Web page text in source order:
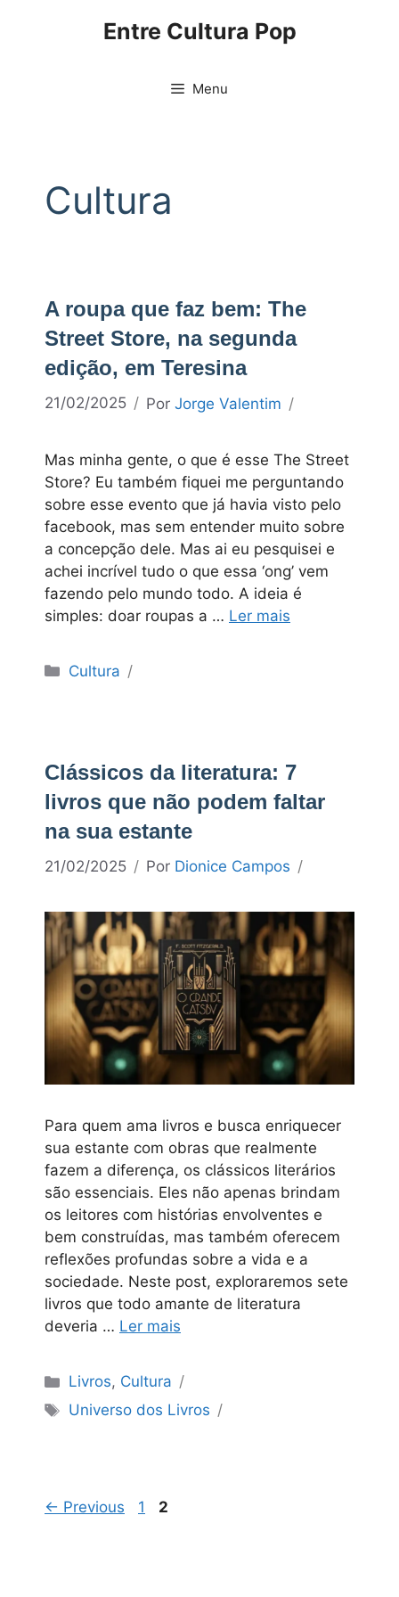
Entre Cultura Pop
Menu
Cultura
A roupa que faz bem: The
Street Store, na segunda
edição, em Teresina
21/02/2025 Por Jorge Valentim
Mas minha gente, o que é esse The Street
Store? Eu também fiquei me perguntando
sobre esse evento que já havia visto pelo
facebook, mas sem entender muito sobre
a concepção dele. Mas ai eu pesquisei e
achei incrível tudo o que essa ‘ong’ vem
fazendo pelo mundo todo. A ideia é
simples: doar roupas a … Ler mais
Categorias
Cultura
Clássicos da literatura: 7
livros que não podem faltar
na sua estante
21/02/2025 Por Dionice Campos
Para quem ama livros e busca enriquecer
sua estante com obras que realmente
fazem a diferença, os clássicos literários
são essenciais. Eles não apenas brindam
os leitores com histórias envolventes e
bem construídas, mas também oferecem
reflexões profundas sobre a vida e a
sociedade. Neste post, exploraremos sete
livros que todo amante de literatura
deveria … Ler mais
Categorias
Livros, Cultura
Tags
Universo dos Livros
← Previous Page
1 Page
2